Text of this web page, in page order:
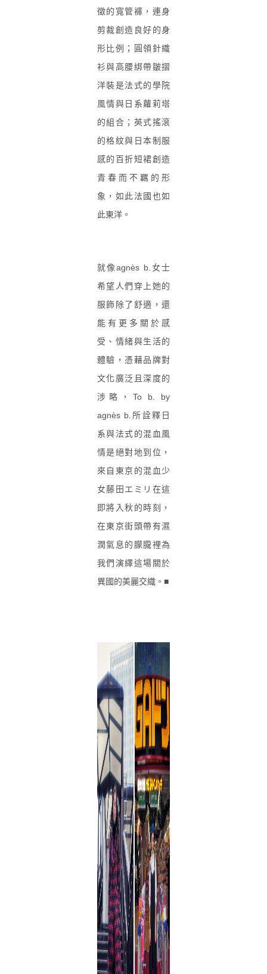
徵的寬管褲，連身
剪裁創造良好的身
形比例；圓領針織
衫與高腰綁帶皺摺
洋裝是法式的學院
風情與日系蘿莉塔
的組合；英式搖滾
的格紋與日本制服
感的百折短裙創造
青春而不羈的形
象，如此法國也如
此東洋。
就像agnès b.女士
希望人們穿上她的
服飾除了舒適，還
能有更多關於感
受、情緒與生活的
體驗，憑藉品牌對
文化廣泛且深度的
涉略，To b. by
agnès b.所詮釋日
系與法式的混血風
情是絕對地到位，
來自東京的混血少
女藤田エミリ在這
即將入秋的時刻，
在東京街頭帶有濕
潤氣息的朦朧裡為
我們演繹這場關於
異國的美麗交織。■